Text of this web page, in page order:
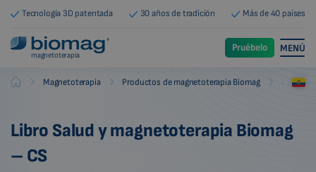
Tecnología 3D patentada 30 años de tradición Más de 40 países
magnetoterapia
Pruébelo MENÚ
Biomag Magnetoterapia Productos de magnetoterapia Biomag
Libro Salud y magnetoterapia Biomag
– CS